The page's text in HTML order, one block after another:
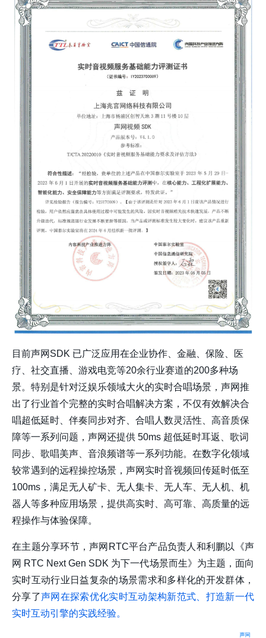
目前声网SDK 已广泛应用在企业协作、金融、保险、医
疗、社交直播、游戏电竞等20余行业赛道的200多种场
景。特别是针对泛娱乐领域大火的实时合唱场景，声网推
出了行业首个完整的实时合唱解决方案，不仅有效解决合
唱超低延时、伴奏同步对齐、合唱人数灵活性、高音质保
障等一系列问题，声网还提供 50ms 超低延时耳返、歌词
同步、歌唱美声、音浪频谱等一系列功能。在数字化领域
较常遇到的远程操控场景，声网实时音视频回传延时低至
100ms，满足无人矿卡、无人集卡、无人车、无人机、机
器人等多种应用场景，提供高实时、高可靠、高质量的远
程操作与体验保障。
在主题分享环节，声网RTC平台产品负责人和利鹏以《声
网 RTC Next Gen SDK 为下一代场景而生》为主题，面向
实时互动行业日益复杂的场景需求和多样化的开发群体，
分享了声网在探索优化实时互动架构新范式、打造新一代
实时互动引擎的实践经验。